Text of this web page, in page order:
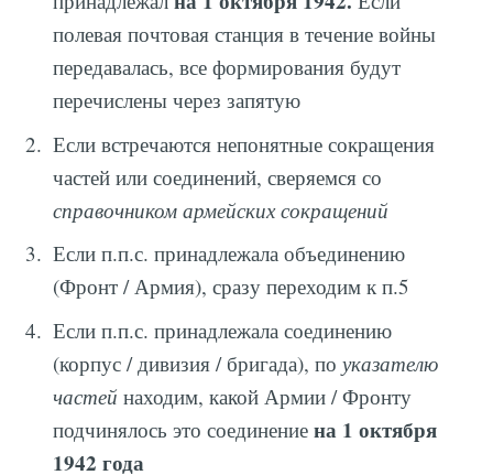
полевая почтовая станция в течение войны
передавалась, все формирования будут
перечислены через запятую
Если встречаются непонятные сокращения
частей или соединений, сверяемся со
справочником армейских сокращений
Если п.п.с. принадлежала объединению
(Фронт / Армия), сразу переходим к п.5
Если п.п.с. принадлежала соединению
(корпус / дивизия / бригада), поуказателю
частей находим, какой Армии / Фронту
подчинялось это соединениена 1 октября
1942 года